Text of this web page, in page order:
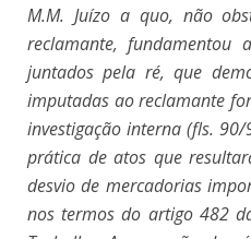
M.M. Juízo a quo, não
reclamante, fundamentou
juntados pela ré, que
imputadas ao reclamante
investigação interna (fls.
prática de atos que
desvio de mercadorias
nos termos do artigo 482